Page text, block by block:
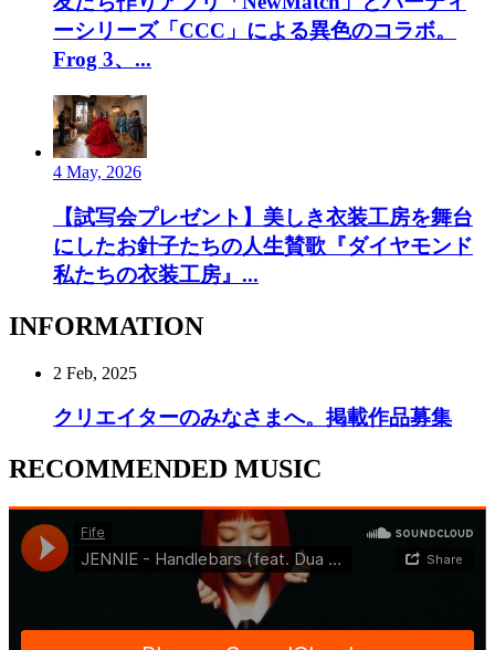
ーシリーズ「CCC」による異色のコラボ。
Frog 3、...
4 May, 2026
【試写会プレゼント】美しき衣装工房を舞台
にしたお針子たちの人生賛歌『ダイヤモンド
私たちの衣装工房』...
INFORMATION
2 Feb, 2025
クリエイターのみなさまへ。掲載作品募集
RECOMMENDED MUSIC